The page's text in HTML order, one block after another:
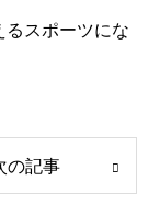
るスポーツにな
の記事